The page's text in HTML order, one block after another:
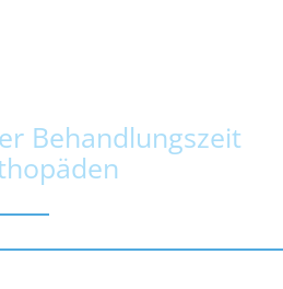
Behandlungszeit